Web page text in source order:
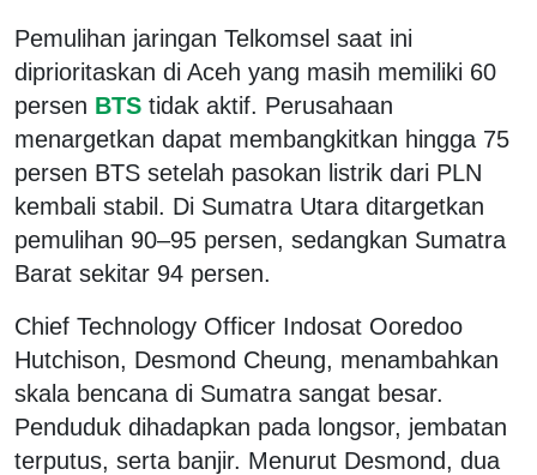
Pemulihan jaringan Telkomsel saat ini
diprioritaskan di Aceh yang masih memiliki 60
persen BTS tidak aktif. Perusahaan
menargetkan dapat membangkitkan hingga 75
persen BTS setelah pasokan listrik dari PLN
kembali stabil. Di Sumatra Utara ditargetkan
pemulihan 90–95 persen, sedangkan Sumatra
Barat sekitar 94 persen.
Chief Technology Officer Indosat Ooredoo
Hutchison, Desmond Cheung, menambahkan
skala bencana di Sumatra sangat besar.
Penduduk dihadapkan pada longsor, jembatan
terputus, serta banjir. Menurut Desmond, dua